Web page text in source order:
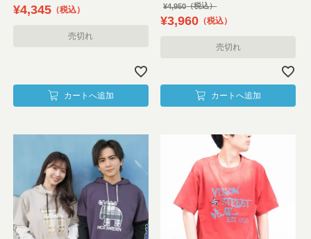
¥4,345 税込
売切れ
カートへ追加
¥4,950
¥3,960 税込
売切れ
カートへ追加